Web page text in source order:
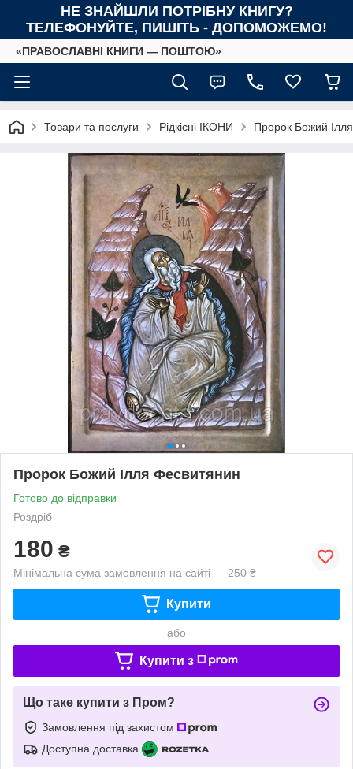
НЕ ЗНАЙШЛИ ПОТРІБНУ КНИГУ?
ТЕЛЕФОНУЙТЕ, ПИШІТЬ - ДОПОМОЖЕМО!
«ПРАВОСЛАВНІ КНИГИ — ПОШТОЮ»
Товари та послуги Рідкісні ІКОНИ Пророк Божий
Пророк Божий Ілля Фесвитянин
Готово до відправки
Роздріб
180 ₴
Мінімальна сума замовлення на сайті — 250 ₴
Купити
або
Купити з
Що таке купити з Пром?
Замовлення під захистом
Доступна доставка